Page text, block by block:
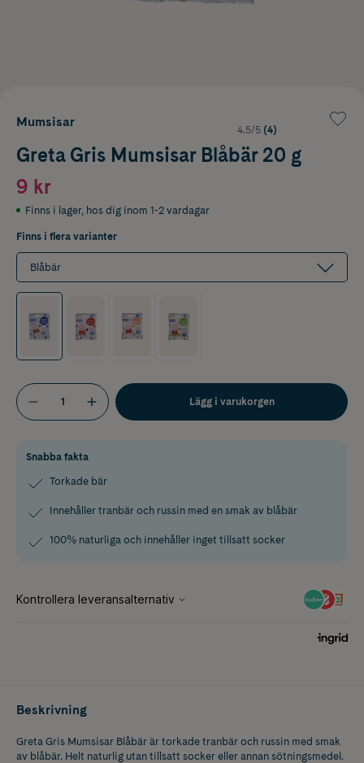
Mumsisar
4.5/5 (4)
Greta Gris Mumsisar Blåbär 20 g
9 kr
Finns i lager, hos dig inom 1-2 vardagar
Finns i flera varianter
Blåbär
Lägg i varukorgen
Snabba fakta
Torkade bär
Innehåller tranbär och russin med en smak av blåbär
100% naturliga och innehåller inget tillsatt socker
Beskrivning
Greta Gris Mumsisar Blåbär är torkade tranbär och russin med smak
av blåbär. Helt naturlig utan tillsatt socker eller annan sötningsmedel.